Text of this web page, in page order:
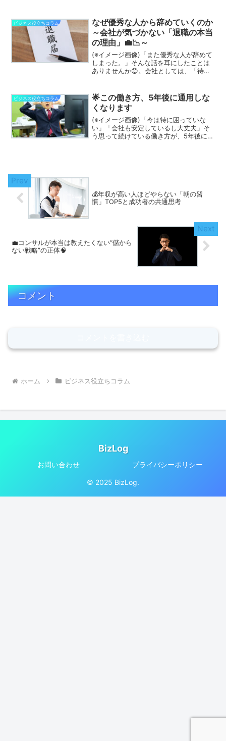
利な一方で、従来の“顔を合わせる前
提”のマネジメントが通...
ビジネス役立ちコラム
なぜ優秀な人から辞めていくのか
～会社が気づかない「退職の本当
の理由」💼📉～
(※イメージ画像)「また優秀な人が辞めて
しまった。」そんな話を耳にしたことは
ありませんか😊。会社としては、「待遇
ん。しかし実際には、優秀な人ほど転職
や退職を決断する理由が...
ビジネス役立ちコラム
🌟この働き方、5年後に通用しな
くなります
(※イメージ画像)「今は特に困っていな
い」「会社も安定しているし大丈夫」そ
う思って続けている働き方が、5年後には
💰年収が高い人ほどやらない「朝の習
慣」TOP5と成功者の共通思考
💼コンサルが本当は教えたくない“儲から
ない戦略”の正体🧠
コメント
ホーム ビジネス役立ちコラム
BizLog
お問い合わせ プライバシーポリシー
© 2025 BizLog.